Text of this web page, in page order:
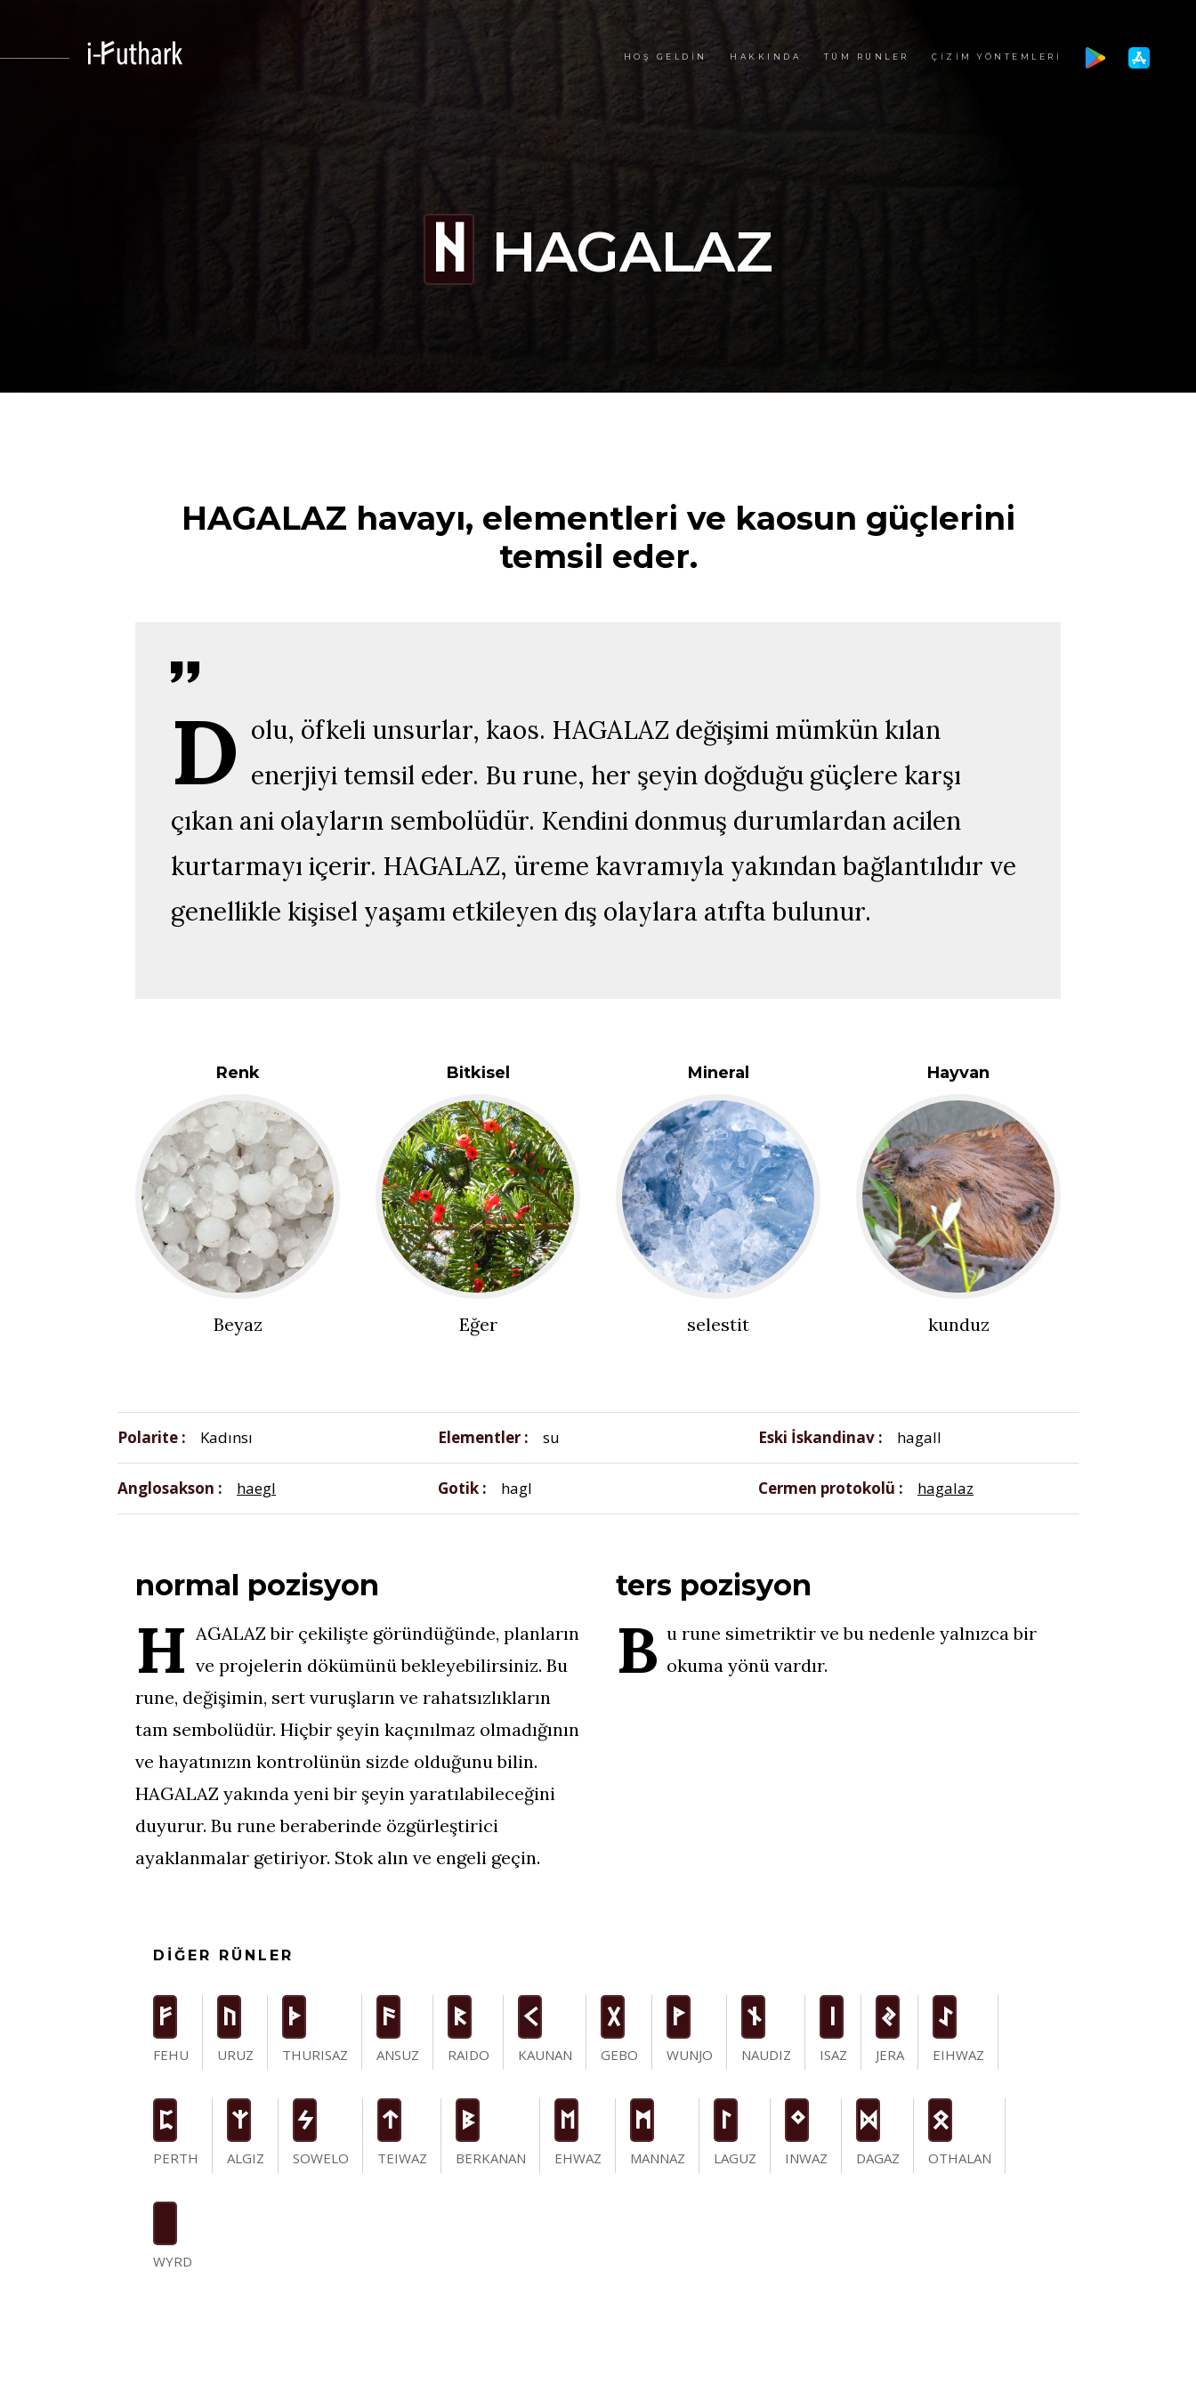
HOŞ GELDIN HAKKINDA TÜM RÜNLER ÇIZIM YÖNTEMLERI
H HAGALAZ
HAGALAZ havayı, elementleri ve kaosun güçlerini
temsil eder.
D olu, öfkeli unsurlar, kaos. HAGALAZ değişimi mümkün kılan
enerjiyi temsil eder. Bu rune, her şeyin doğduğu güçlere karşı
çıkan ani olayların sembolüdür. Kendini donmuş durumlardan acilen
kurtarmayı içerir. HAGALAZ, üreme kavramıyla yakından bağlantılıdır ve
genellikle kişisel yaşamı etkileyen dış olaylara atıfta bulunur.
Renk
Beyaz
Bitkisel
Eğer
Mineral
selestit
Hayvan
kunduz
Polarite Kadınsı Elementler su Eski İskandinav hagall
Anglosakson haegl Gotik hagl Cermen protokolü hagalaz
normal pozisyon
H AGALAZ bir çekilişte göründüğünde, planların
ve projelerin dökümünü bekleyebilirsiniz. Bu
rune, değişimin, sert vuruşların ve rahatsızlıkların
tam sembolüdür. Hiçbir şeyin kaçınılmaz olmadığının
ve hayatınızın kontrolünün sizde olduğunu bilin.
HAGALAZ yakında yeni bir şeyin yaratılabileceğini
duyurur. Bu rune beraberinde özgürleştirici
ayaklanmalar getiriyor. Stok alın ve engeli geçin.
ters pozisyon
B u rune simetriktir ve bu nedenle yalnızca bir
okuma yönü vardır.
DIĞER RÜNLER
F
FEHU
U
URUZ
T
THURISAZ
a
ANSUZ
R
RAIDO
K
KAUNAN
G
GEBO
W
WUNJO
n
NAUDIZ ISAZ
J
JERA
I
EIHWAZ
P
PERTH
Z
ALGIZ
S
SOWELO
t
TEIWAZ
B
BERKANAN
E
EHWAZ
M
MANNAZ
L
LAGUZ
N
INWAZ
D
DAGAZ
O
OTHALAN
WYRD